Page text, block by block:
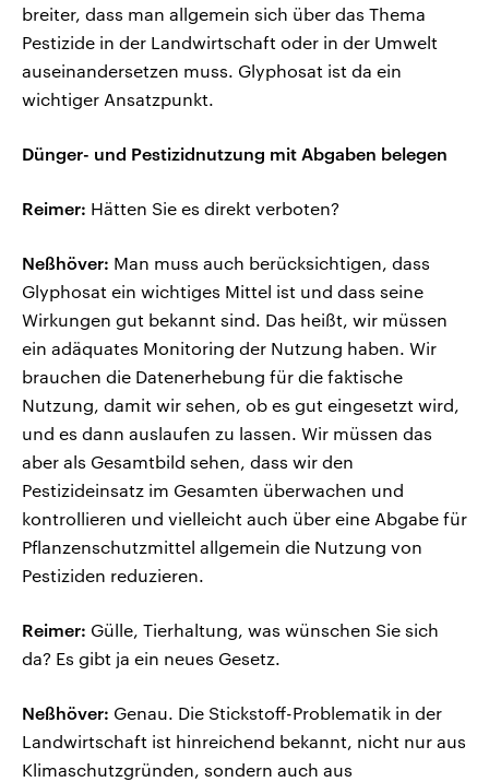
breiter, dass man allgemein sich über das Thema
Pestizide in der Landwirtschaft oder in der Umwelt
auseinandersetzen muss. Glyphosat ist da ein
wichtiger Ansatzpunkt.
Dünger- und Pestizidnutzung mit Abgaben belegen
Reimer: Hätten Sie es direkt verboten?
Neßhöver: Man muss auch berücksichtigen, dass
Glyphosat ein wichtiges Mittel ist und dass seine
Wirkungen gut bekannt sind. Das heißt, wir müssen
ein adäquates Monitoring der Nutzung haben. Wir
brauchen die Datenerhebung für die faktische
Nutzung, damit wir sehen, ob es gut eingesetzt wird,
und es dann auslaufen zu lassen. Wir müssen das
aber als Gesamtbild sehen, dass wir den
Pestizideinsatz im Gesamten überwachen und
kontrollieren und vielleicht auch über eine Abgabe für
Pflanzenschutzmittel allgemein die Nutzung von
Pestiziden reduzieren.
Reimer: Gülle, Tierhaltung, was wünschen Sie sich
da? Es gibt ja ein neues Gesetz.
Neßhöver: Genau. Die Stickstoff-Problematik in der
Landwirtschaft ist hinreichend bekannt, nicht nur aus
Klimaschutzgründen, sondern auch aus